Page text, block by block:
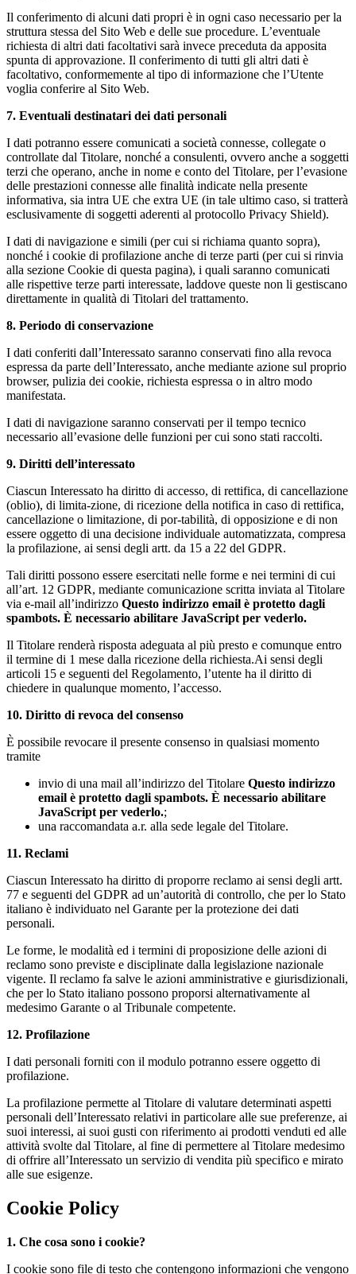
Il conferimento di alcuni dati propri è in ogni caso necessario per la
struttura stessa del Sito Web e delle sue procedure. L’eventuale
richiesta di altri dati facoltativi sarà invece preceduta da apposita
spunta di approvazione. Il conferimento di tutti gli altri dati è
facoltativo, conformemente al tipo di informazione che l’Utente
voglia conferire al Sito Web.
7. Eventuali destinatari dei dati personali
I dati potranno essere comunicati a società connesse, collegate o
controllate dal Titolare, nonché a consulenti, ovvero anche a soggetti
terzi che operano, anche in nome e conto del Titolare, per l’evasione
delle prestazioni connesse alle finalità indicate nella presente
informativa, sia intra UE che extra UE (in tale ultimo caso, si tratterà
esclusivamente di soggetti aderenti al protocollo Privacy Shield).
I dati di navigazione e simili (per cui si richiama quanto sopra),
nonché i cookie di profilazione anche di terze parti (per cui si rinvia
alla sezione Cookie di questa pagina), i quali saranno comunicati
alle rispettive terze parti interessate, laddove queste non li gestiscano
direttamente in qualità di Titolari del trattamento.
8. Periodo di conservazione
I dati conferiti dall’Interessato saranno conservati fino alla revoca
espressa da parte dell’Interessato, anche mediante azione sul proprio
browser, pulizia dei cookie, richiesta espressa o in altro modo
manifestata.
I dati di navigazione saranno conservati per il tempo tecnico
necessario all’evasione delle funzioni per cui sono stati raccolti.
9. Diritti dell’interessato
Ciascun Interessato ha diritto di accesso, di rettifica, di cancellazione
(oblio), di limita-zione, di ricezione della notifica in caso di rettifica,
cancellazione o limitazione, di por-tabilità, di opposizione e di non
essere oggetto di una decisione individuale automatizzata, compresa
la profilazione, ai sensi degli artt. da 15 a 22 del GDPR.
Tali diritti possono essere esercitati nelle forme e nei termini di cui
all’art. 12 GDPR, mediante comunicazione scritta inviata al Titolare
via e-mail all’indirizzo Questo indirizzo email è protetto dagli
spambots. È necessario abilitare JavaScript per vederlo.
Il Titolare renderà risposta adeguata al più presto e comunque entro
il termine di 1 mese dalla ricezione della richiesta.Ai sensi degli
articoli 15 e seguenti del Regolamento, l’utente ha il diritto di
chiedere in qualunque momento, l’accesso.
10. Diritto di revoca del consenso
È possibile revocare il presente consenso in qualsiasi momento
tramite
invio di una mail all’indirizzo del Titolare Questo indirizzo
email è protetto dagli spambots. È necessario abilitare
JavaScript per vederlo.;
una raccomandata a.r. alla sede legale del Titolare.
11. Reclami
Ciascun Interessato ha diritto di proporre reclamo ai sensi degli artt.
77 e seguenti del GDPR ad un’autorità di controllo, che per lo Stato
italiano è individuato nel Garante per la protezione dei dati
personali.
Le forme, le modalità ed i termini di proposizione delle azioni di
reclamo sono previste e disciplinate dalla legislazione nazionale
vigente. Il reclamo fa salve le azioni amministrative e giurisdizionali,
che per lo Stato italiano possono proporsi alternativamente al
medesimo Garante o al Tribunale competente.
12. Profilazione
I dati personali forniti con il modulo potranno essere oggetto di
profilazione.
La profilazione permette al Titolare di valutare determinati aspetti
personali dell’Interessato relativi in particolare alle sue preferenze, ai
suoi interessi, ai suoi gusti con riferimento ai prodotti venduti ed alle
attività svolte dal Titolare, al fine di permettere al Titolare medesimo
di offrire all’Interessato un servizio di vendita più specifico e mirato
alle sue esigenze.
Cookie Policy
1. Che cosa sono i cookie?
I cookie sono file di testo che contengono informazioni che vengono